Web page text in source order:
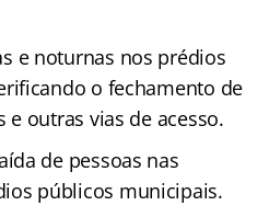
e noturnas nos prédios
o fechamento de
outras vias de acesso.
de pessoas nas
públicos municipais.